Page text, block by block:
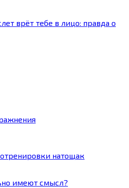
врёт тебе в лицо: правда о
натощак
имеют смысл?